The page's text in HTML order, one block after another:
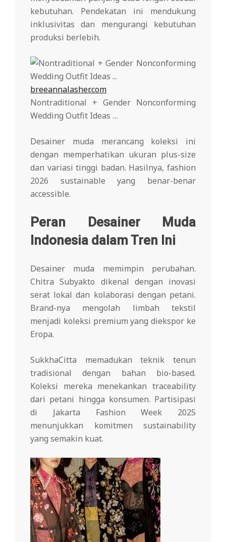
kebutuhan. Pendekatan ini mendukung
inklusivitas dan mengurangi kebutuhan
produksi berlebih.
breeannalasher.com
Nontraditional + Gender Nonconforming
Wedding Outfit Ideas …
Desainer muda merancang koleksi ini
dengan memperhatikan ukuran plus-size
dan variasi tinggi badan. Hasilnya, fashion
2026 sustainable yang benar-benar
accessible.
Peran Desainer Muda
Indonesia dalam Tren Ini
Desainer muda memimpin perubahan.
Chitra Subyakto dikenal dengan inovasi
serat lokal dan kolaborasi dengan petani.
Brand-nya mengolah limbah tekstil
menjadi koleksi premium yang diekspor ke
Eropa.
SukkhaCitta memadukan teknik tenun
tradisional dengan bahan bio-based.
Koleksi mereka menekankan traceability
dari petani hingga konsumen. Partisipasi
di Jakarta Fashion Week 2025
menunjukkan komitmen sustainability
yang semakin kuat.